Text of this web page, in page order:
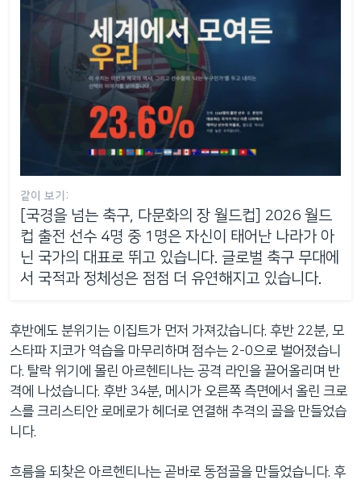
같이 보기:
[국경을 넘는 축구, 다문화의 장 월드컵] 2026 월드
컵 출전 선수 4명 중 1명은 자신이 태어난 나라가 아
닌 국가의 대표로 뛰고 있습니다. 글로벌 축구 무대에
서 국적과 정체성은 점점 더 유연해지고 있습니다.
후반에도 분위기는 이집트가 먼저 가져갔습니다. 후반 22분, 모
스타파 지코가 역습을 마무리하며 점수는 2-0으로 벌어졌습니
다. 탈락 위기에 몰린 아르헨티나는 공격 라인을 끌어올리며 반
격에 나섰습니다. 후반 34분, 메시가 오른쪽 측면에서 올린 크로
스를 크리스티안 로메로가 헤더로 연결해 추격의 골을 만들었습
니다.
흐름을 되찾은 아르헨티나는 곧바로 동점골을 만들었습니다. 후